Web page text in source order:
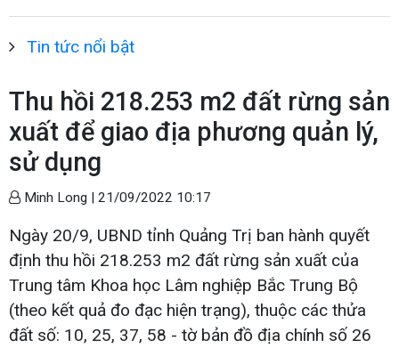
Tin tức nổi bật
Thu hồi 218.253 m2 đất rừng sản
xuất để giao địa phương quản lý,
sử dụng
Minh Long | 21/09/2022 10:17
Ngày 20/9, UBND tỉnh Quảng Trị ban hành quyết
định thu hồi 218.253 m2 đất rừng sản xuất của
Trung tâm Khoa học Lâm nghiệp Bắc Trung Bộ
(theo kết quả đo đạc hiện trạng), thuộc các thửa
đất số: 10, 25, 37, 58 - tờ bản đồ địa chính số 26